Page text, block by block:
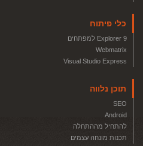
כלי פיתוח
Explorer 9 למפתחים
Webmatrix
Visual Studio Express
תוכן נלווה
SEO
Android
להתחיל מההתחלה
תכנות מונחה עצמים